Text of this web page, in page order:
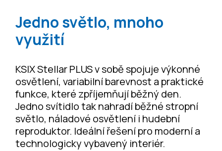
Jedno světlo, mnoho
využití
KSIX Stellar PLUS v sobě spojuje výkonné
osvětlení, variabilní barevnost a praktické
funkce, které zpříjemňují běžný den.
Jedno svítidlo tak nahradí běžné stropní
světlo, náladové osvětlení i hudební
reproduktor. Ideální řešení pro moderní a
technologicky vybavený interiér.